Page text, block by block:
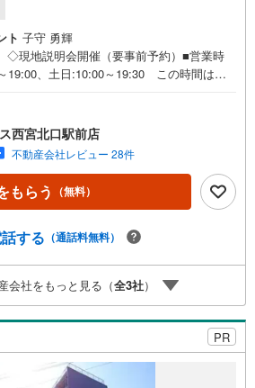
ト 子守 勇輝
◇現地説明会開催（要事前予約）■営業時
19:00、土日:10:00～19:30 この時間はお
12分の交通便利な立地です。令和8年6月フ
みです♪小中学校、スーパー、公園などの
に揃っています。南西向きバルコニー付き
です♪○センチュリー21アクロスグループの
ンチュリー21グループで28年連続No.1（199
庫地区仲介実績） 西宮・尼崎・伊丹・宝
駐車場、キッズスペースがございます。 8
れでもご安心ください。■取り扱い物件多
地域密着の当店では2000万円台の新築戸
台の中古マンションを始め多数物件を取り
Yahoo！不動産に掲載しきれない物件もご
西宮北口駅前店
不動産会社レビュー 28件
もらう （無料）
する （通話料無料）
会社をもっと見る（全3社）
PR